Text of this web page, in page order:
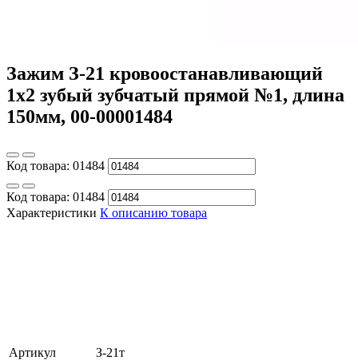
Зажим З-21 кровоостанавливающий
1x2 зубый зубчатый прямой №1, длина
150мм, 00-00001484
Код товара: 01484
Код товара: 01484
Характеристики К описанию товара
Артикул
З-21т